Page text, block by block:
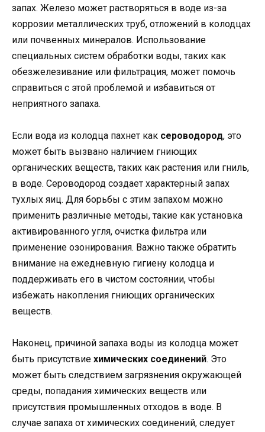
запах. Железо может растворяться в воде из-за
коррозии металлических труб, отложений в колодцах
или почвенных минералов. Использование
специальных систем обработки воды, таких как
обезжелезивание или фильтрация, может помочь
справиться с этой проблемой и избавиться от
неприятного запаха.
Если вода из колодца пахнет как сероводород, это
может быть вызвано наличием гниющих
органических веществ, таких как растения или гниль,
в воде. Сероводород создает характерный запах
тухлых яиц. Для борьбы с этим запахом можно
применить различные методы, такие как установка
активированного угля, очистка фильтра или
применение озонирования. Важно также обратить
внимание на ежедневную гигиену колодца и
поддерживать его в чистом состоянии, чтобы
избежать накопления гниющих органических
веществ.
Наконец, причиной запаха воды из колодца может
быть присутствие химических соединений. Это
может быть следствием загрязнения окружающей
среды, попадания химических веществ или
присутствия промышленных отходов в воде. В
случае запаха от химических соединений, следует